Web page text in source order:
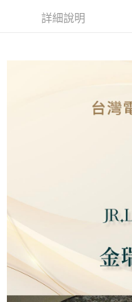
ATM付款
運送方式
詳細說明